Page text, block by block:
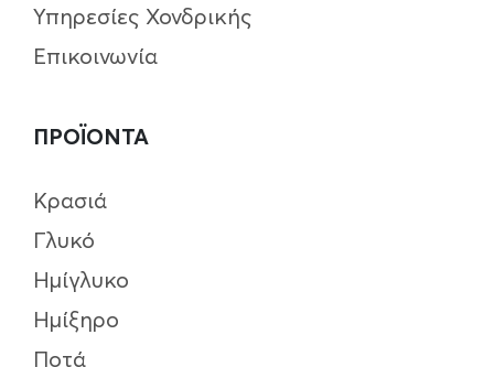
Υπηρεσίες Χονδρικής
Επικοινωνία
ΠΡΟΪΟΝΤΑ
Κρασιά
Γλυκό
Ημίγλυκο
Ημίξηρο
Ποτά